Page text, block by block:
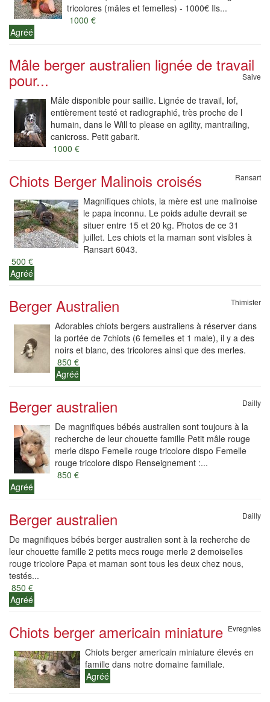
tricolores (mâles et femelles) - 1000€ Ils...
1000 €
Agréé
Mâle berger australien lignée de travail
pour... Saive
Mâle disponible pour saillie. Lignée de travail, lof,
entièrement testé et radiographié, très proche de l
humain, dans le Will to please en agility, mantrailing,
canicross. Petit gabarit.
1000 €
Chiots Berger Malinois croisés Ransart
Magnifiques chiots, la mère est une malinoise
le papa inconnu. Le poids adulte devrait se
situer entre 15 et 20 kg. Photos de ce 31
juillet. Les chiots et la maman sont visibles à
Ransart 6043.
500 €
Agréé
Berger Australien Thimister
Adorables chiots bergers australiens à réserver dans
la portée de 7chiots (6 femelles et 1 male), il y a des
noirs et blanc, des tricolores ainsi que des merles.
850 €
Agréé
Berger australien Dailly
De magnifiques bébés australien sont toujours à la
recherche de leur chouette famille Petit mâle rouge
merle dispo Femelle rouge tricolore dispo Femelle
rouge tricolore dispo Renseignement :...
850 €
Agréé
Berger australien Dailly
De magnifiques bébés berger australien sont à la recherche de
leur chouette famille 2 petits mecs rouge merle 2 demoiselles
rouge tricolore Papa et maman sont tous les deux chez nous,
testés...
850 €
Agréé
Chiots berger americain miniature Evregnies
Chiots berger americain miniature élevés en
famille dans notre domaine familiale.
Agréé